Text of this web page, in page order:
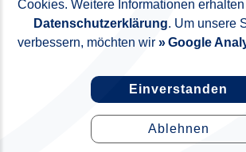
Cookies. Weitere Informationen
Datenschutzerklärung. Um unsere
verbessern, möchten wir
Google
Einverstanden
Ablehnen